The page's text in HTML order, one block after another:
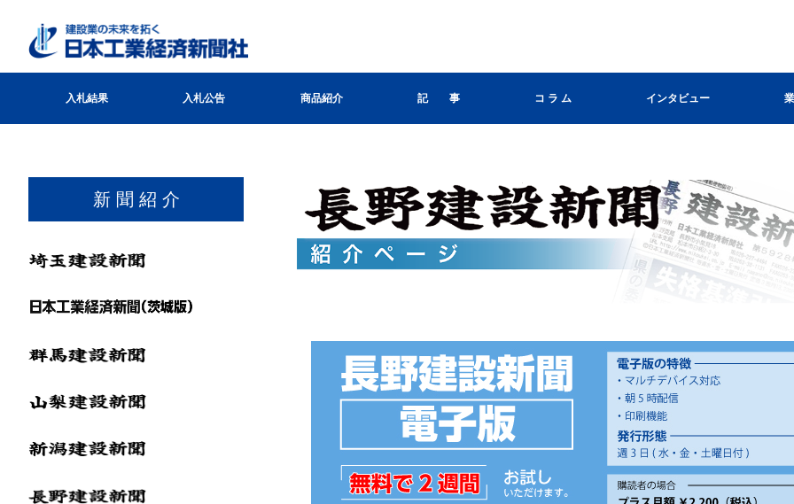
入札結果 入札公告 商品紹介 記 事 コ ラ ム インタビュー
新 聞 紹 介